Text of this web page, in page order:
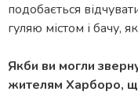
подобається
гуляю містом і бачу,
Якби ви могли
жителям Харборо,